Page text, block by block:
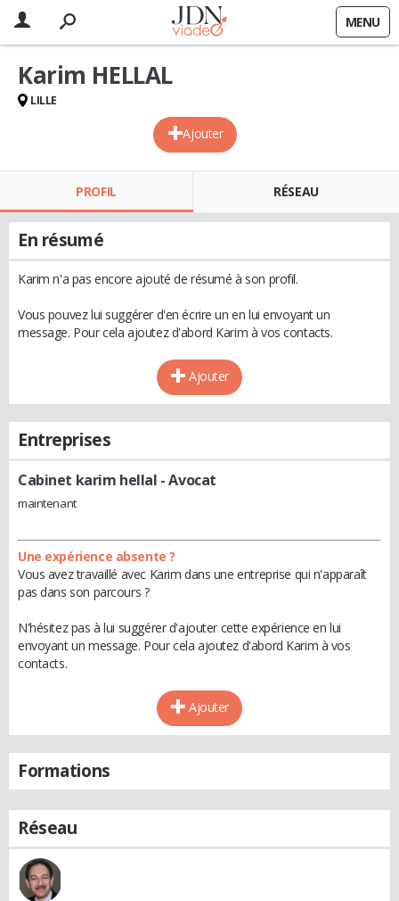
MENU
Ajouter
Karim HELLAL
LILLE
PROFIL RÉSEAU
En résumé
Karim n'a pas encore ajouté de résumé à son profil.
Vous pouvez lui suggérer d'en écrire un en lui envoyant un
message. Pour cela ajoutez d'abord Karim à vos contacts.
Ajouter
Entreprises
Cabinet karim hellal - Avocat
maintenant
Une expérience absente ?
Vous avez travaillé avec Karim dans une entreprise qui n'apparaît
pas dans son parcours ?
N'hésitez pas à lui suggérer d'ajouter cette expérience en lui
envoyant un message. Pour cela ajoutez d'abord Karim à vos
contacts.
Ajouter
Formations
Réseau